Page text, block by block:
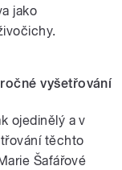
jako
vyšetřování
ojedinělý a v
těchto
Šafářové